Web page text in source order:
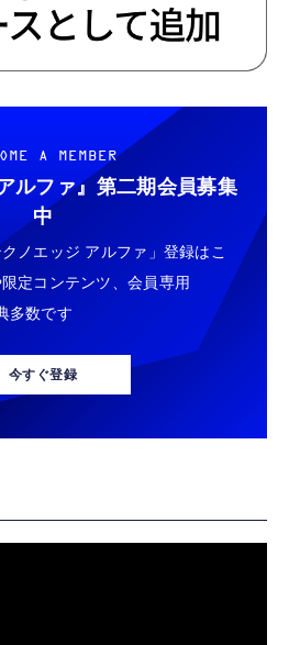
A MEMBER
ルファ』 第二期会員募集
中
ノエッジ アルファ」登録はこ
定コンテンツ、会員専用
多数です
今すぐ登録